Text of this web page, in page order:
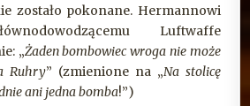
zostało pokonane. Hermannowi
Luftwaffe
„Żaden bombowiec wroga nie może
Ruhry” (zmienione na „Na stolicę
ani jedna bomba!”)